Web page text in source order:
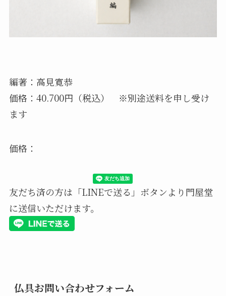
編著：高見寛恭
価格：40.700円（税込） ※別途送料を申し受け
ます
価格：
友だち済の方は「LINEで送る」ボタンより門屋堂
に送信いただけます。
仏具お問い合わせフォーム